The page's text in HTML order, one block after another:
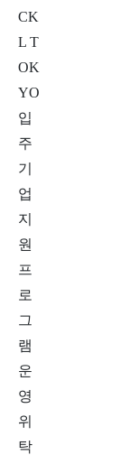
CK
L T
OK
YO
입
주
기
업
지
원
프
로
그
램
운
영
위
탁